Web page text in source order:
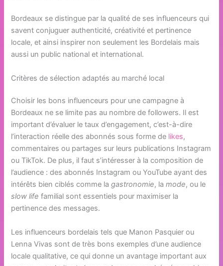
Bordeaux se distingue par la qualité de ses influenceurs qui
savent conjuguer authenticité, créativité et pertinence
locale, et ainsi inspirer non seulement les Bordelais mais
aussi un public national et international.
Critères de sélection adaptés au marché local
Choisir les bons influenceurs pour une campagne à
Bordeaux ne se limite pas au nombre de followers. Il est
important d’évaluer le taux d’engagement, c’est-à-dire
l’interaction réelle des abonnés sous forme de likes,
commentaires ou partages sur leurs publications Instagram
ou TikTok. De plus, il faut s’intéresser à la composition de
l’audience : des abonnés Instagram ou YouTube ayant des
intérêts bien ciblés comme lagastronomie, lamode, ou le
slow life familial sont essentiels pour maximiser la
pertinence des messages.
Les influenceurs bordelais tels que Manon Pasquier ou
Lenna Vivas sont de très bons exemples d’une audience
locale qualitative, ce qui donne un avantage important aux